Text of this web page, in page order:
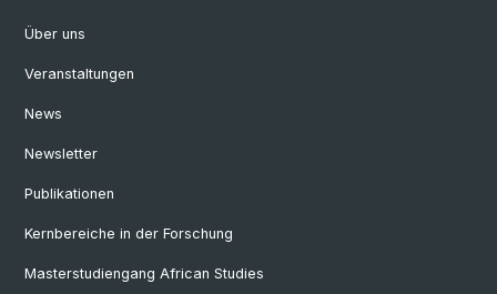
Über uns
Veranstaltungen
News
Newsletter
Publikationen
Kernbereiche in der Forschung
Masterstudiengang African Studies